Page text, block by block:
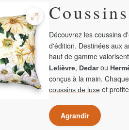
Découvrez les coussins
d'édition. Destinées aux
haut de gamme
Lelièvre, Dedarou
conçus à la main.
coussins de luxe et
Agrandir